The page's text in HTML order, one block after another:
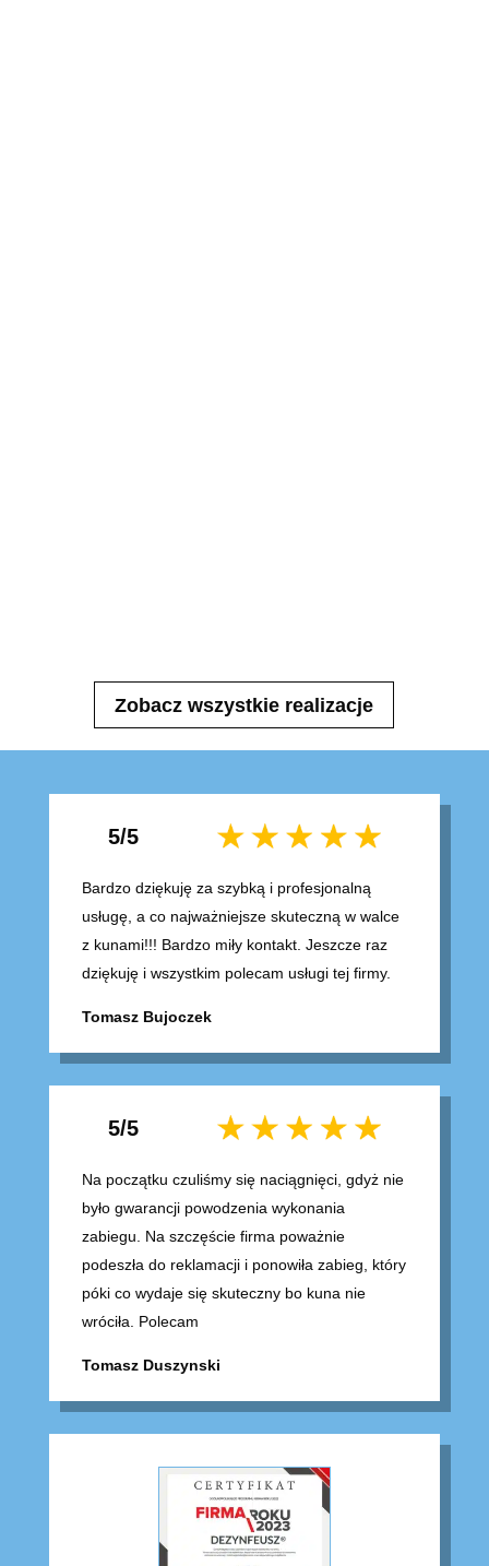
Zobacz wszystkie realizacje
5/5
Bardzo dziękuję za szybką i profesjonalną
usługę, a co najważniejsze skuteczną w walce
z kunami!!! Bardzo miły kontakt. Jeszcze raz
dziękuję i wszystkim polecam usługi tej firmy.
Tomasz Bujoczek
5/5
Na początku czuliśmy się naciągnięci, gdyż nie
było gwarancji powodzenia wykonania
zabiegu. Na szczęście firma poważnie
podeszła do reklamacji i ponowiła zabieg, który
póki co wydaje się skuteczny bo kuna nie
wróciła. Polecam
Tomasz Duszynski